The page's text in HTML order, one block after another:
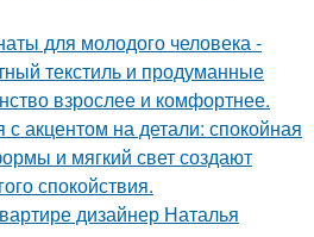
для молодого человека -
текстиль и продуманные
взрослее и комфортнее.
акцентом на детали: спокойная
и мягкий свет создают
спокойствия.
дизайнер Наталья